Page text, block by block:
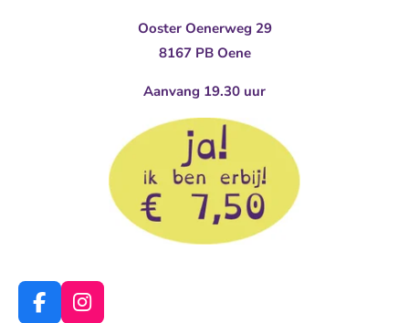
Ooster Oenerweg 29
8167 PB Oene
Aanvang 19.30 uur
F
I